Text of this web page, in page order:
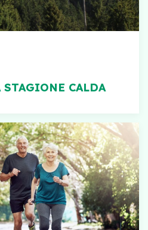
CALDA